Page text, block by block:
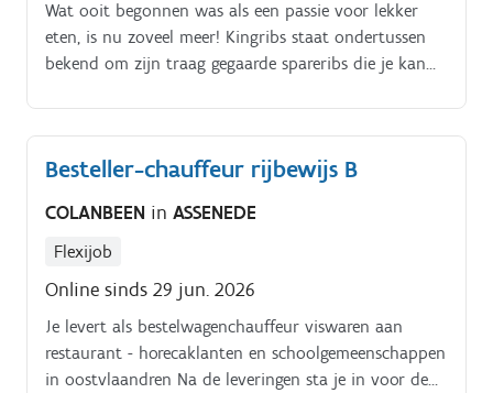
bijberoep/hoofdberoep: Wat je hiervoor moet doen
wordt tijdens een gesprek in het dichtstbijzijnde
kantoor of via een videocall gegeven.
Wat ooit begonnen was als een passie voor lekker
eten, is nu zoveel meer! Kingribs staat ondertussen
bekend om zijn traag gegaarde spareribs die je kan
marinades, premium burgers en onze loaded
potatoes!.
Besteller-chauffeur rijbewijs B
COLANBEEN in ASSENEDE
Flexijob
Online sinds 29 jun. 2026
Je levert als bestelwagenchauffeur viswaren aan
restaurant - horecaklanten en schoolgemeenschappen
in oostvlaandren Na de leveringen sta je in voor de